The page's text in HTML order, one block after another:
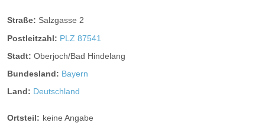
Straße: Salzgasse 2
Postleitzahl: PLZ 87541
Stadt: Oberjoch/Bad Hindelang
Bundesland: Bayern
Land: Deutschland
Ortsteil: keine Angabe